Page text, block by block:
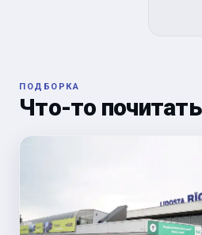
ПОДБОРКА
Что-то почитать